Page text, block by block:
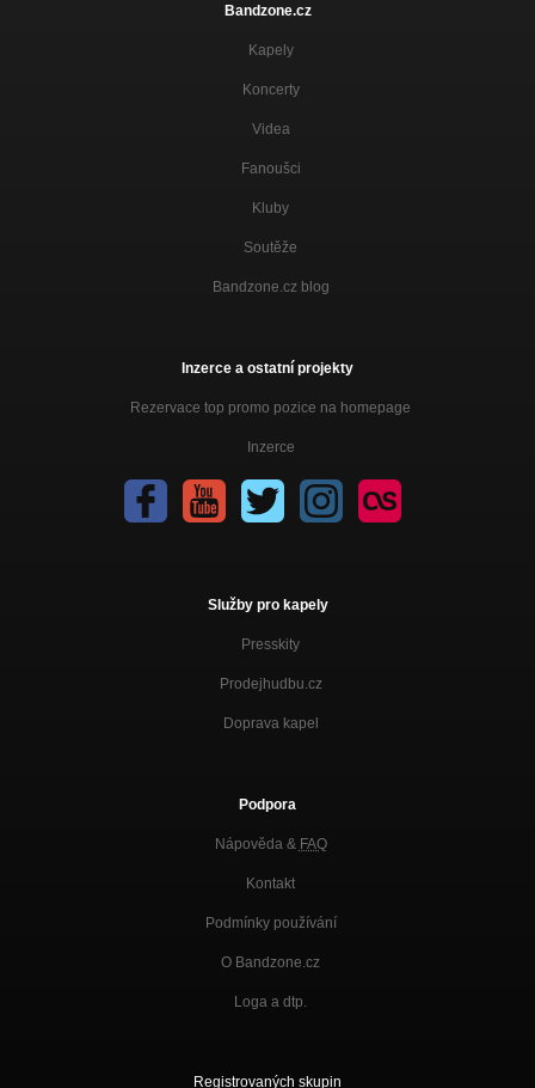
Bandzone.cz
Kapely
Koncerty
Videa
Fanoušci
Kluby
Soutěže
Bandzone.cz blog
Inzerce a ostatní projekty
Rezervace top promo pozice na homepage
Inzerce
Služby pro kapely
Presskity
Prodejhudbu.cz
Doprava kapel
Podpora
Nápověda & FAQ
Kontakt
Podmínky používání
O Bandzone.cz
Loga a dtp.
Registrovaných skupin